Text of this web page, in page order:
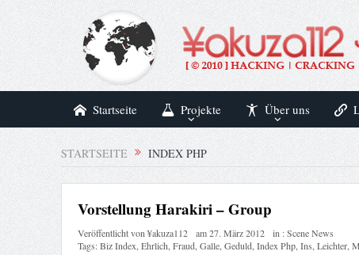
Startseite Projekte Über uns
STARTSEITE INDEX PHP
Vorstellung Harakiri – Group
Veröffentlicht von¥akuza112 am27. März 2012 in :Scene News
Tags:Biz Index,Ehrlich,Fraud,Galle,Geduld,Index Php,Ins,Leichter,